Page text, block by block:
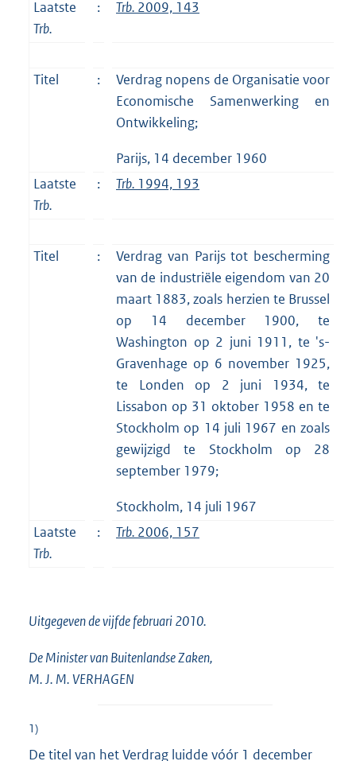
Laatste
Trb.
: Trb. 2009, 143
Titel :
Verdrag nopens de Organisatie voor
Economische Samenwerking en
Ontwikkeling;
Parijs, 14 december 1960
Laatste
Trb.
: Trb. 1994, 193
Titel :
Verdrag van Parijs tot bescherming
van de industriële eigendom van 20
maart 1883, zoals herzien te Brussel
op 14 december 1900, te
Washington op 2 juni 1911, te 's-
Gravenhage op 6 november 1925,
te Londen op 2 juni 1934, te
Lissabon op 31 oktober 1958 en te
Stockholm op 14 juli 1967 en zoals
gewijzigd te Stockholm op 28
september 1979;
Stockholm, 14 juli 1967
Laatste
Trb.
: Trb. 2006, 157
Uitgegeven devijfdefebruari 2010.
De Minister van Buitenlandse Zaken,
M. J. M. VERHAGEN
1)
De titel van het Verdrag luidde vóór 1 december